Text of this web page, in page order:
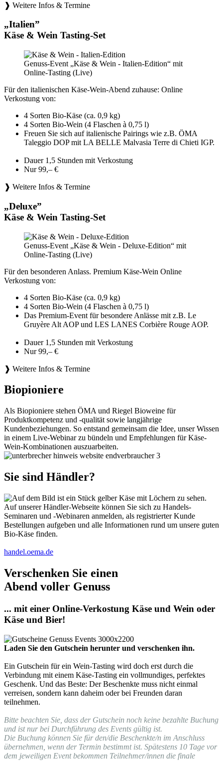
❱ Weitere Infos & Termine
„Italien”
Käse & Wein Tasting-Set
Genuss-Event „Käse & Wein - Italien-Edition“ mit
Online-Tasting (Live)
Für den italienischen Käse-Wein-Abend zuhause: Online
Verkostung von:
4 Sorten Bio-Käse (ca. 0,9 kg)
4 Sorten Bio-Wein (4 Flaschen à 0,75 l)
Freuen Sie sich auf italienische Pairings wie z.B. ÖMA
Taleggio DOP mit LA BELLE Malvasia Terre di Chieti IGP.
Dauer 1,5 Stunden mit Verkostung
Nur 99,– €
❱ Weitere Infos & Termine
„Deluxe”
Käse & Wein Tasting-Set
Genuss-Event „Käse & Wein - Deluxe-Edition“ mit
Online-Tasting (Live)
Für den besonderen Anlass. Premium Käse-Wein Online
Verkostung von:
4 Sorten Bio-Käse (ca. 0,9 kg)
4 Sorten Bio-Wein (4 Flaschen à 0,75 l)
Das Premium-Event für besondere Anlässe mit z.B. Le
Gruyère Alt AOP und LES LANES Corbière Rouge AOP.
Dauer 1,5 Stunden mit Verkostung
Nur 99,– €
❱ Weitere Infos & Termine
Biopioniere
Als Biopioniere stehen ÖMA und Riegel Bioweine für
Produktkompetenz und -qualität sowie langjährige
Kundenbeziehungen. So entstand gemeinsam die Idee, unser Wissen
in einem Live-Webinar zu bündeln und Empfehlungen für Käse-
Wein-Kombinationen auszuarbeiten.
Sie sind Händler?
Auf unserer Händler-Webseite können Sie sich zu Handels-
Seminaren und -Webinaren anmelden, als registrierter Kunde
Bestellungen aufgeben und alle Informationen rund um unsere guten
Bio-Käse finden.
handel.oema.de
Verschenken Sie einen
Abend voller Genuss
... mit einer Online-Verkostung Käse und Wein oder
Käse und Bier!
Laden Sie den Gutschein herunter und verschenken ihn.
Ein Gutschein für ein Wein-Tasting wird doch erst durch die
Verbindung mit einem Käse-Tasting ein vollmundiges, perfektes
Geschenk. Und das Beste: Der Beschenkte muss nicht einmal
verreisen, sondern kann daheim oder bei Freunden daran
teilnehmen.
Bitte beachten Sie, dass der Gutschein noch keine bezahlte Buchung
und ist nur bei Durchführung des Events gültig ist.
Die Buchung können Sie für den/die Beschenkte/n im Anschluss
übernehmen, wenn der Termin bestimmt ist. Spätestens 10 Tage vor
dem jeweiligen Event bekommen Teilnehmer/innen die finale